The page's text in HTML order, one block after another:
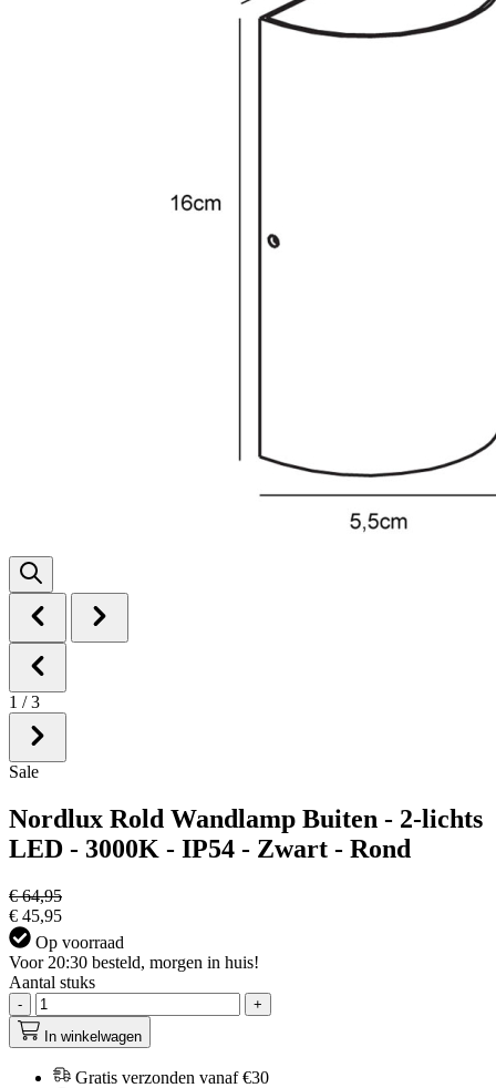
1 / 3
Sale
Nordlux Rold Wandlamp Buiten - 2-lichts
LED - 3000K - IP54 - Zwart - Rond
€ 64,95
€ 45,95
Op voorraad
Voor 20:30 besteld, morgen in huis!
Aantal stuks
-
+
In winkelwagen
Gratis verzonden vanaf €30